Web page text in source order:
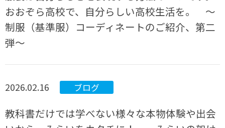
おおぞら高校で、自分らしい高校生活を。 ～
制服（基準服）コーディネートのご紹介、第二
弾～
2026.02.16 ブログ
教科書だけでは学べない様々な本物体験や出会